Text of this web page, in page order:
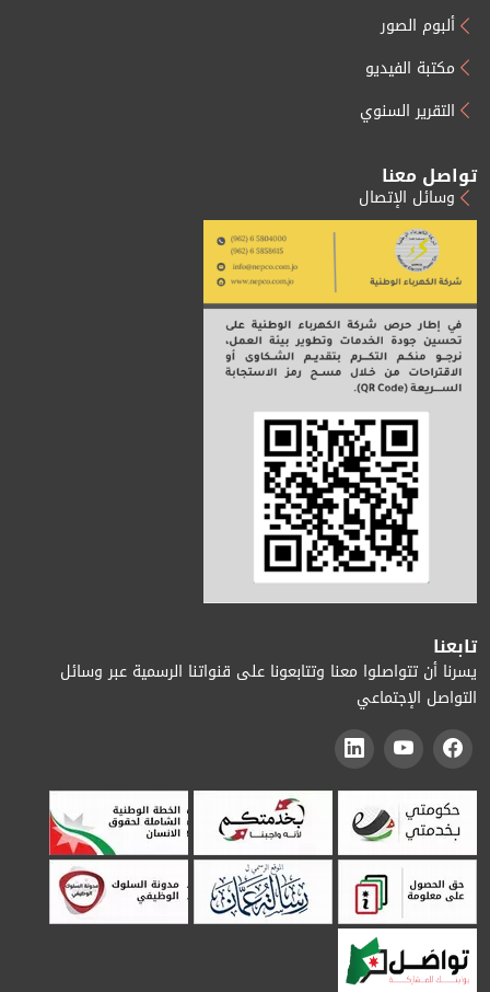
ألبوم الصور
مكتبة الفيديو
التقرير السنوي
تواصل معنا
وسائل الإتصال
تابعنا
يسرنا أن تتواصلوا معنا وتتابعونا على قنواتنا الرسمية عبر وسائل
التواصل الإجتماعي